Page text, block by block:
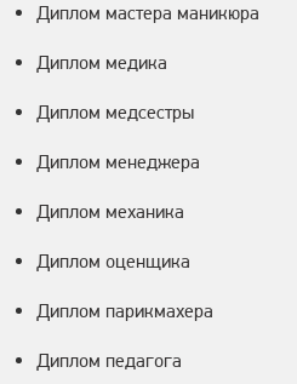
Диплом мастера маникюра
Диплом медика
Диплом медсестры
Диплом менеджера
Диплом механика
Диплом оценщика
Диплом парикмахера
Диплом педагога